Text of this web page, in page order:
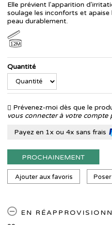
Elle prévient l'apparition
soulage les inconforts et apaise
peau durablement.
12M
Quantité
Prévenez-moi dès que le
vous connecter à votre
Payez en 1x ou 4x sans frais
PROCHAINEMENT
Ajouter aux favoris
EN